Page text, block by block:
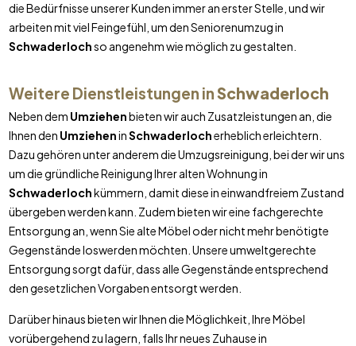
die Bedürfnisse unserer Kunden immer an erster Stelle, und wir
arbeiten mit viel Feingefühl, um den Seniorenumzug in
Schwaderlochso angenehm wie möglich zu gestalten.
Weitere Dienstleistungen inSchwaderloch
Neben dem Umziehenbieten wir auch Zusatzleistungen an, die
Ihnen den UmzieheninSchwaderlocherheblich erleichtern.
Dazu gehören unter anderem die Umzugsreinigung, bei der wir uns
um die gründliche Reinigung Ihrer alten Wohnung in
Schwaderlochkümmern, damit diese in einwandfreiem Zustand
übergeben werden kann. Zudem bieten wir eine fachgerechte
Entsorgung an, wenn Sie alte Möbel oder nicht mehr benötigte
Gegenstände loswerden möchten. Unsere umweltgerechte
Entsorgung sorgt dafür, dass alle Gegenstände entsprechend
den gesetzlichen Vorgaben entsorgt werden.
Darüber hinaus bieten wir Ihnen die Möglichkeit, Ihre Möbel
vorübergehend zu lagern, falls Ihr neues Zuhause in